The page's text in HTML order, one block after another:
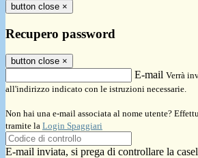
button close ×
Recupero password
button close ×
E-mail Verrà
all'indirizzo indicato con le istruzioni necessarie.
Non hai una e-mail associata al nome utente?
tramite la Login Spaggiari
E-mail inviata, si prega di controllare la